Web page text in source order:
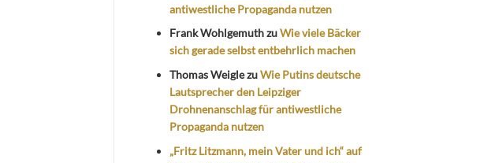
antiwestliche Propaganda nutzen
Frank WohlgemuthzuWie viele Bäcker
sich gerade selbst entbehrlich machen
Thomas WeiglezuWie Putins deutsche
Lautsprecher den Leipziger
Drohnenanschlag für antiwestliche
Propaganda nutzen
„Fritz Litzmann, mein Vater und ich“ auf